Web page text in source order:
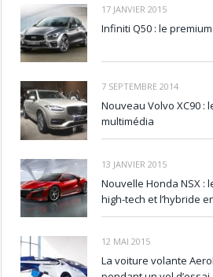
17 JANVIER 2015
Infiniti Q50 : le
7 SEPTEMBRE 2014
Nouveau Volvo XC90 :
multimédia
13 JANVIER 2015
Nouvelle Honda NSX :
high-tech et l’hybride
12 MAI 2015
La voiture volante